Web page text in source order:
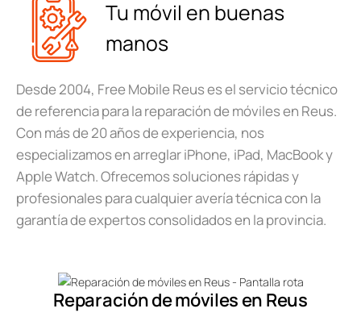
Tu móvil en buenas
manos
Desde 2004, Free Mobile Reus es el servicio técnico
de referencia para la reparación de móviles en Reus.
Con más de 20 años de experiencia, nos
especializamos en arreglar iPhone, iPad, MacBook y
Apple Watch. Ofrecemos soluciones rápidas y
profesionales para cualquier avería técnica con la
garantía de expertos consolidados en la provincia.
Reparación de móviles en Reus